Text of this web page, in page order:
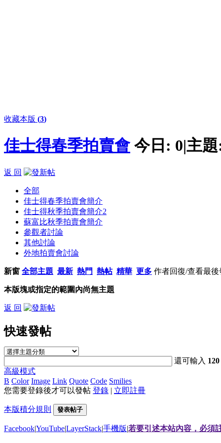
收藏本版 (3)
佳士得春季拍賣會 今日: 0|主
返 回
全部
佳士得春季拍賣會簡介
佳士得秋季拍賣會簡介2
蘇富比秋季拍賣會簡介
參觀者討論
其他討論
外地拍賣會討論
新窗 全部主題 最新 熱門 熱帖 精華 更多 作者回復/查看最後
本版塊或指定的範圍內尚無主題
返 回
快速發帖
還可輸入 120
高級模式
B Color Image Link Quote Code Smilies
您需要登錄後才可以發帖 登錄 | 立即註冊
本版積分規則 發表帖子
Facebook|YouTube|LayerStack|手機版|若要引述本站內容，必須